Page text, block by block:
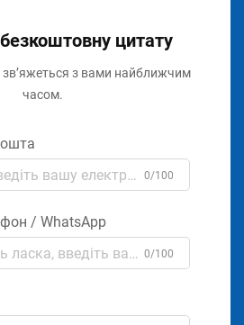
цитату
з вами найближчим
часом.
0/100
/ WhatsApp
0/100